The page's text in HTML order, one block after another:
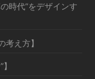
時代”をデザインす
考え方】